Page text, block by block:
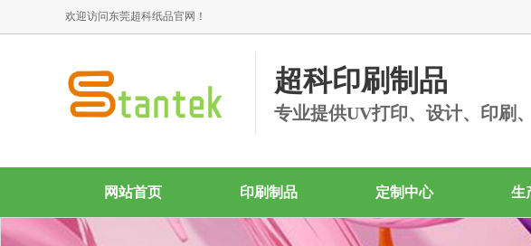
欢迎访问东莞超科纸品官网！
超科印刷制品
专业提供UV打印、设计、印刷
网站首页 印刷制品 定制中心 生